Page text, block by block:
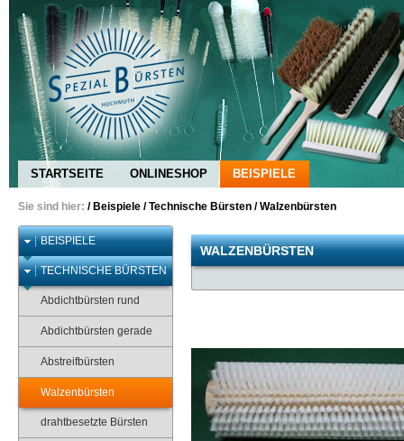
STARTSEITE ONLINESHOP BEISPIELE
Sie sind hier: / Beispiele /Technische Bürsten /Walzenbürsten
BEISPIELE
TECHNISCHE BÜRSTEN
Abdichtbürsten rund
Abdichtbürsten gerade
Abstreifbürsten
Walzenbürsten
drahtbesetzte Bürsten
WALZENBÜRSTEN